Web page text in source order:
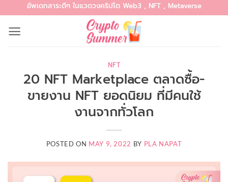
content
อัพเดทสาระดีๆ ในแวดวงคริปโต Web3 , NFT , Metaverse
NFT
20 NFT Marketplace ตลาดซื้อ-
ขายงาน NFT ยอดนิยม ที่มีคนใช้
งานจากทั่วโลก
POSTED ON MAY 9, 2022 BY PLA NAPAT